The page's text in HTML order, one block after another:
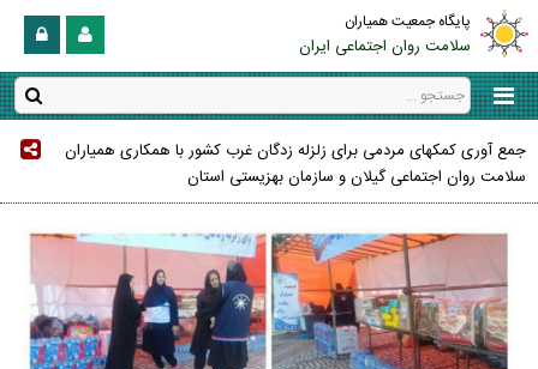
پایگاه جمعیت همیاران
سلامت روان اجتماعی ایران
جمع آوری کمکهای مردمی برای زلزله زدگان غرب کشور با همکاری همیاران
سلامت روان اجتماعی گیلان و سازمان بهزیستی استان